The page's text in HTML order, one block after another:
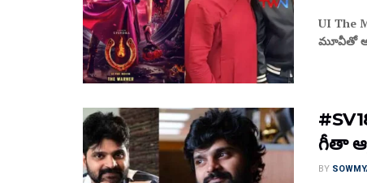
UI The
మూవీతో
గీతా
BY